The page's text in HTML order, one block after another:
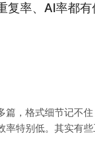
率、AI率都有
，格式细节记不
特别低。其实有
论文能提供案例框